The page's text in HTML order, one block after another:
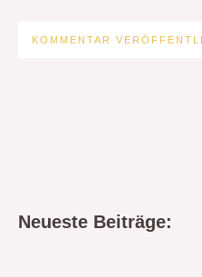
Neueste Beiträge: